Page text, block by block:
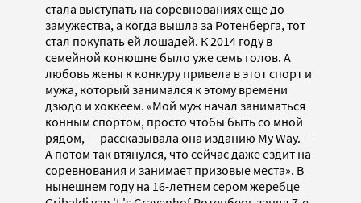
стала выступать на соревнованиях еще до
замужества, а когда вышла за Ротенберга, тот
стал покупать ей лошадей. К 2014 году в
семейной конюшне было уже семь голов. А
любовь жены к конкуру привела в этот спорт и
мужа, который занимался к этому времени
дзюдо и хоккеем. «Мой муж начал заниматься
конным спортом, просто чтобы быть со мной
рядом, — рассказывала она изданию My Way. —
А потом так втянулся, что сейчас даже ездит на
соревнования и занимает призовые места». В
нынешнем году на 16-летнем сером жеребце